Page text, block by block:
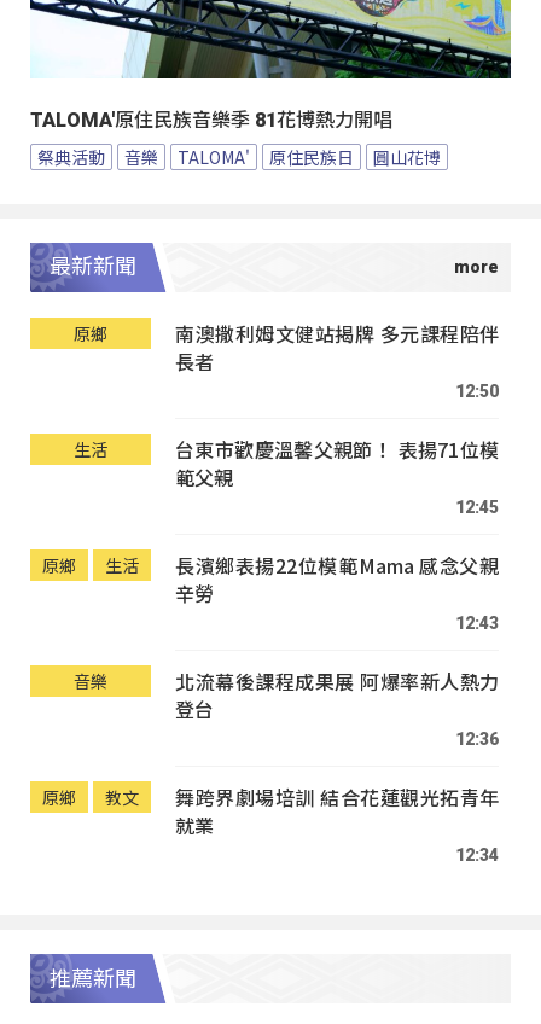
TALOMA'原住民族音樂季 81花博熱力開唱
祭典活動 音樂 TALOMA' 原住民族日 圓山花博
最新新聞
原鄉
南澳撒利姆文健站揭牌 多元課程陪伴
長者
12:50
生活
台東市歡慶溫馨父親節！ 表揚71位模
範父親
12:45
原鄉 生活
長濱鄉表揚22位模範Mama 感念父親
辛勞
12:43
音樂
北流幕後課程成果展 阿爆率新人熱力
登台
12:36
原鄉 教文
舞跨界劇場培訓 結合花蓮觀光拓青年
就業
12:34
推薦新聞